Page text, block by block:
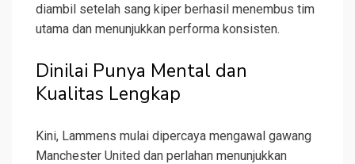
diambil setelah sang kiper berhasil menembus tim
utama dan menunjukkan performa konsisten.
Dinilai Punya Mental dan
Kualitas Lengkap
Kini, Lammens mulai dipercaya mengawal gawang
Manchester United dan perlahan menunjukkan